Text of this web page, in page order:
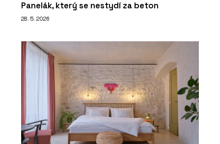
Panelák, který se nestydí za beton
28. 5. 2026